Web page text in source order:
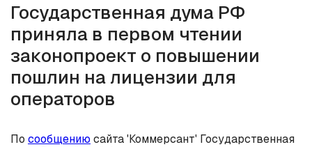
Государственная дума РФ
приняла в первом чтении
законопроект о повышении
пошлин на лицензии для
операторов
По сообщению сайта 'Коммерсант' Государственная